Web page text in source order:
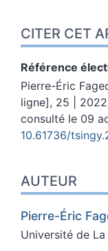
CITER CET
Référence
Pierre-Éric
ligne], 25 |
consulté le 09
10.61736/
AUTEUR
Pierre-Éric
Université de La